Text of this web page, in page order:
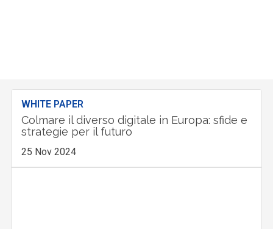
WHITE PAPER
Colmare il diverso digitale in Europa: sfide e
strategie per il futuro
25 Nov 2024